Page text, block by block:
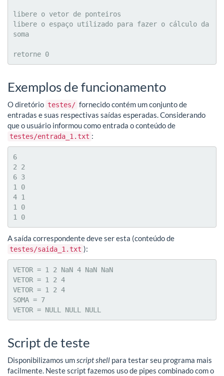
libere o vetor de ponteiros
libere o espaço utilizado para fazer o cálculo da
soma
retorne 0
Exemplos de funcionamento
O diretório testes/ fornecido contém um conjunto de
entradas e suas respectivas saídas esperadas. Considerando
que o usuário informou como entrada o conteúdo de
testes/entrada_1.txt :
6
2 2
6 3
1 0
4 1
1 0
1 0
A saída correspondente deve ser esta (conteúdo de
testes/saida_1.txt ):
VETOR = 1 2 NaN 4 NaN NaN
VETOR = 1 2 4
VETOR = 1 2 4
SOMA = 7
VETOR = NULL NULL NULL
Script de teste
Disponibilizamos umscript shell para testar seu programa mais
facilmente. Neste script fazemos uso de pipes combinado com o